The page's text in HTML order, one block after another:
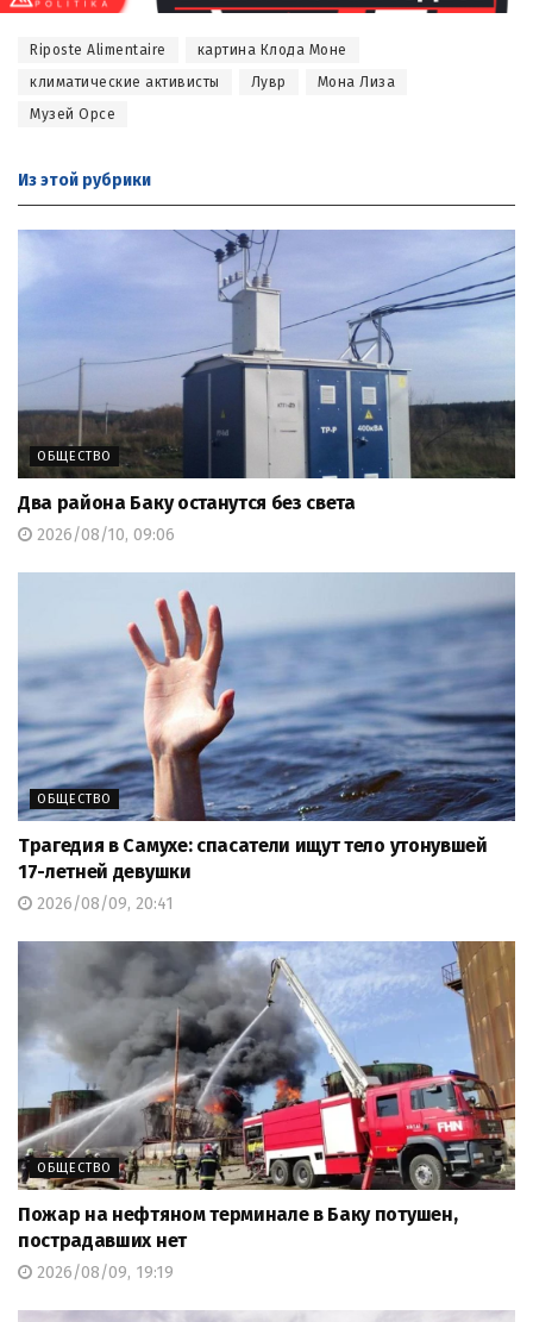
Riposte Alimentaire
картина Клода Моне
климатические активисты
Лувр
Мона Лиза
Музей Орсе
Из этой рубрики
ОБЩЕСТВО
Два района Баку останутся без света
2026/08/10, 09:06
ОБЩЕСТВО
Трагедия в Самухе: спасатели ищут тело утонувшей
17-летней девушки
2026/08/09, 20:41
ОБЩЕСТВО
Пожар на нефтяном терминале в Баку потушен,
пострадавших нет
2026/08/09, 19:19